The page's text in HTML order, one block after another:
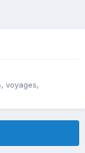
voyages,